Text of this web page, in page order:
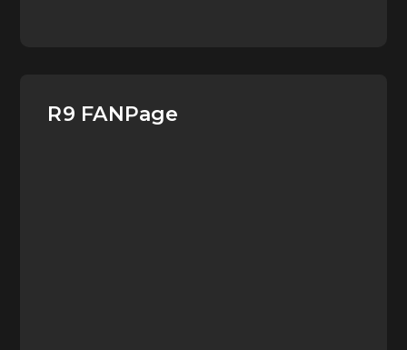
R9 FANPage